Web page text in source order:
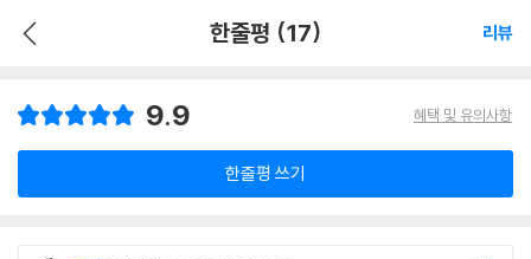
한줄평 (17) 리뷰
9.9 혜택 및 유의사항
한줄평 쓰기